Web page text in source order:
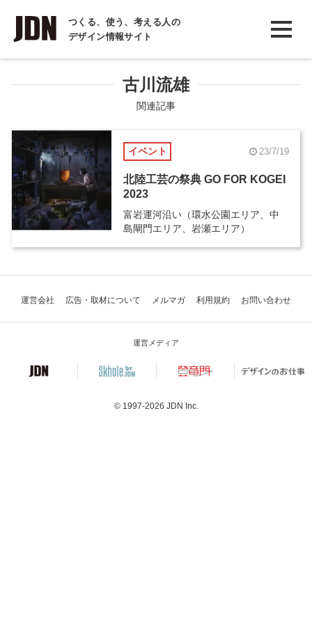
つくる、使う、考える人の
デザイン情報サイト
INTERVIEW
インタビュー
COLUMN
コラム
古川流雄
関連記事
イベント 23/7/19
北陸工芸の祭典 GO FOR KOGEI
2023
富岩運河沿い（環水公園エリア、中
島閘門エリア、岩瀬エリア）
運営会社 広告・取材について メルマガ 利用規約 お問い合わせ
運営メディア
© 1997-2026 JDN Inc.